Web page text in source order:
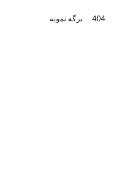
404 برگه نمونه